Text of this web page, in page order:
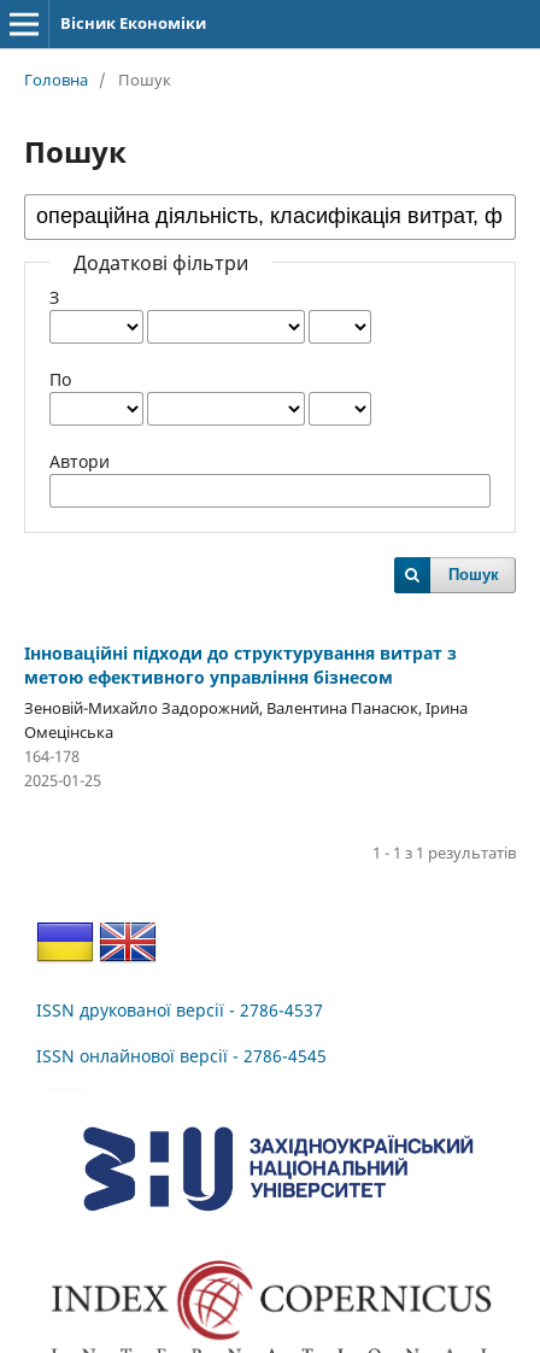
Вісник Економіки
Головна / Пошук
Пошук
Додаткові фільтри
З
По
Автори
Пошук
Інноваційні підходи до структурування витрат з
метою ефективного управління бізнесом
Зеновій-Михайло Задорожний, Валентина Панасюк, Ірина
Омецінська
164-178
2025-01-25
1 - 1 з 1 результатів
ISSN друкованої версії - 2786-4537
ISSN онлайнової версії - 2786-4545